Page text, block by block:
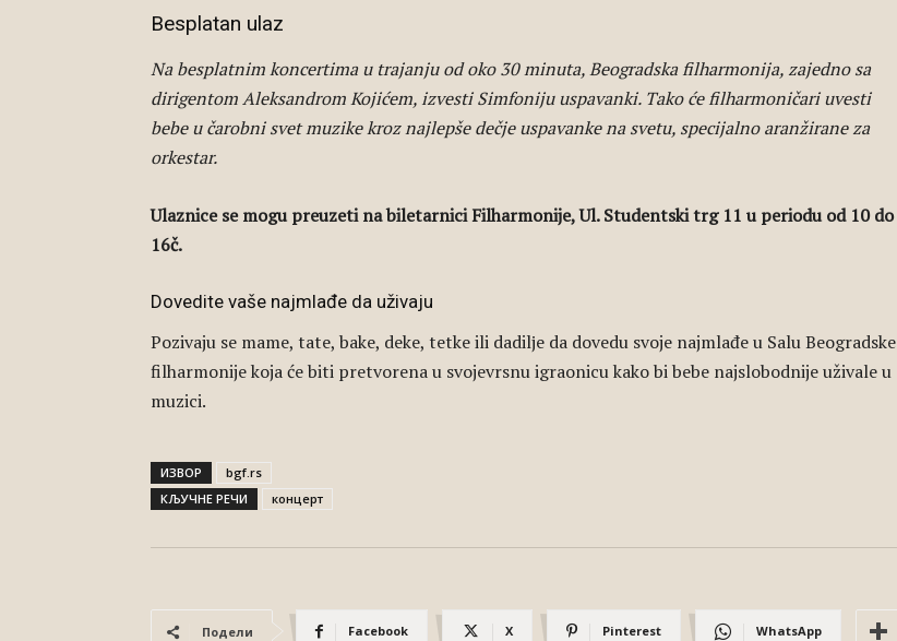
Besplatan ulaz
Na besplatnim koncertima u trajanju od oko 30 minuta, Beogradska filharmonija, zajedno sa
dirigentom Aleksandrom Kojićem, izvesti Simfoniju uspavanki. Tako će filharmoničari uvesti
bebe u čarobni svet muzike kroz najlepše dečje uspavanke na svetu, specijalno aranžirane za
orkestar.
Ulaznice se mogu preuzeti na biletarnici Filharmonije, Ul. Studentski trg 11 u periodu od 10 do
16č.
Dovedite vaše najmlađe da uživaju
Pozivaju se mame, tate, bake, deke, tetke ili dadilјe da dovedu svoje najmlađe u Salu Beogradske
filharmonije koja će biti pretvorena u svojevrsnu igraonicu kako bi bebe najslobodnije uživale u
muzici.
ИЗВОР
bgf.rs
КЉУЧНЕ РЕЧИ
концерт
Подели Facebook X Pinterest WhatsApp